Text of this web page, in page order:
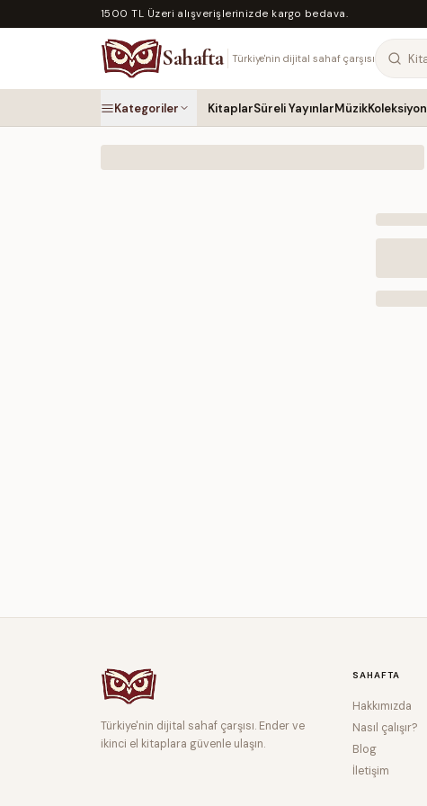
1500 TL Üzeri alışverişlerinizde kargo bedava.
Sahafta Türkiye'nin dijital sahaf çarşısı
Kategoriler KitaplarSüreli YayınlarMüzikKoleksiyon
Türkiye'nin dijital sahaf çarşısı. Ender ve
ikinci el kitaplara güvenle ulaşın.
SAHAFTA
Hakkımızda
Nasıl çalışır?
Blog
İletişim